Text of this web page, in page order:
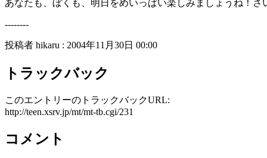
あなたも、ぼくも、明日をめいっぱい楽しみましょうね！さ
--------
投稿者 hikaru : 2004年11月30日 00:00
トラックバック
このエントリーのトラックバックURL:
http://teen.xsrv.jp/mt/mt-tb.cgi/231
コメント